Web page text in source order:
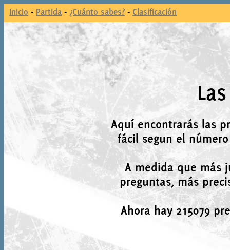
Inicio - Partida - ¿Cuánto sabes? - Clasificación
Aquí encontrarás las
fácil segun el
A medida que más
preguntas, más
Ahora hay 215079